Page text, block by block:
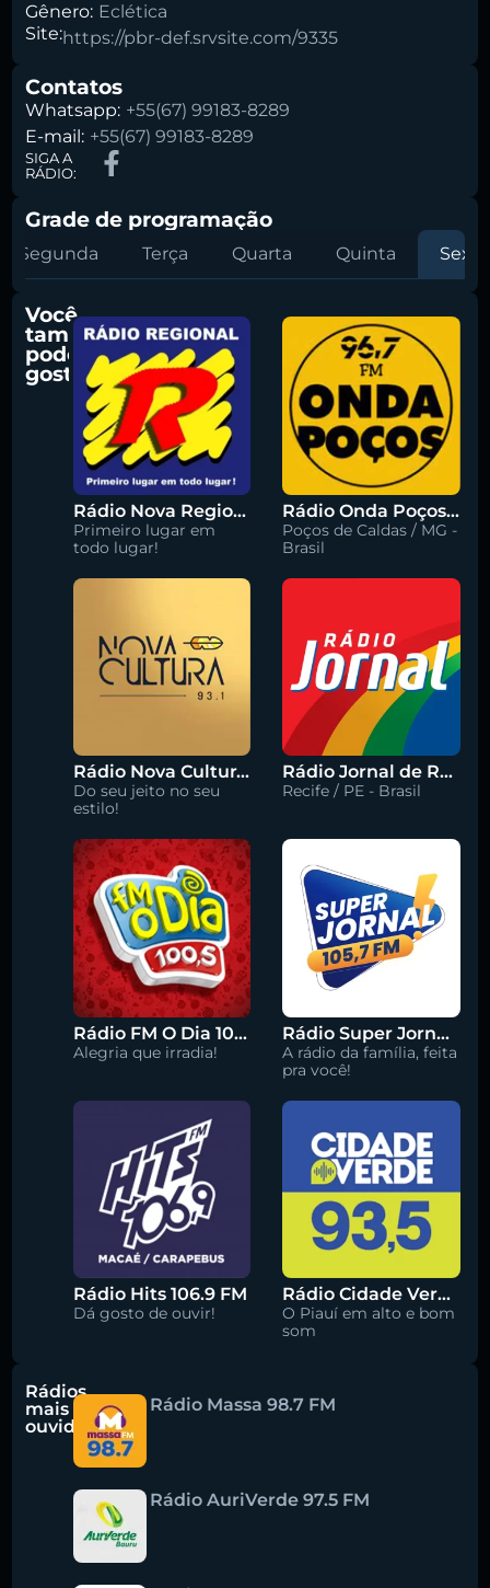
Gênero: Eclética
Site:https://pbr-def.srvsite.com/9335
Contatos
Whatsapp: +55(67) 99183-8289
E-mail: +55(67) 99183-8289
SIGA A
RÁDIO:
Grade de programação
Segunda Terça Quarta Quinta Sexta
Você
também
pode
gostar
Rádio Nova Regional 91.5 FM
Primeiro lugar em
todo lugar!
Rádio Onda Poços 96.7 FM
Poços de Caldas / MG -
Brasil
Rádio Nova Cultura 93.1 FM
Do seu jeito no seu
estilo!
Rádio Jornal de Recife 90.3 FM
Recife / PE - Brasil
Rádio FM O Dia 100.5
Alegria que irradia!
Rádio Super Jornal 105.7 FM
A rádio da família, feita
pra você!
Rádio Hits 106.9 FM
Dá gosto de ouvir!
Rádio Cidade Verde 93.5 FM
O Piauí em alto e bom
som
Rádios
mais
ouvidas
Rádio Massa 98.7 FM
Rádio AuriVerde 97.5 FM